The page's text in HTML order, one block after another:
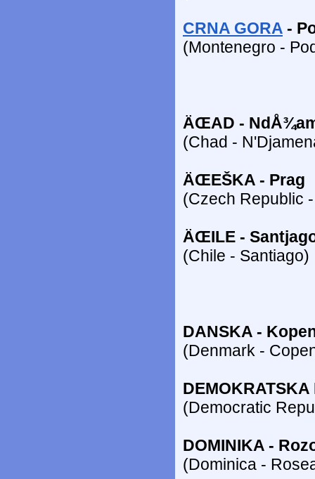
CRNA GORA -
(Montenegro -
ÄŒAD -
(Chad -
ÄŒEŠKA - Prag
(Czech Republic
ÄŒILE -
(Chile - Santiago)
DANSKA -
(Denmark -
(Democratic
DOMINIKA -
(Dominica -